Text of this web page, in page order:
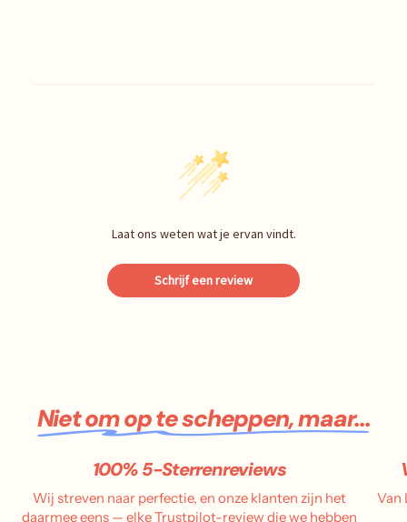
Laat ons weten wat je ervan vindt.
Schrijf een review
Niet om op te scheppen, maar...
100% 5-Sterrenreviews
Wij streven naar perfectie, en onze klanten zijn het
daarmee eens — elke Trustpilot-review die we hebben
Van